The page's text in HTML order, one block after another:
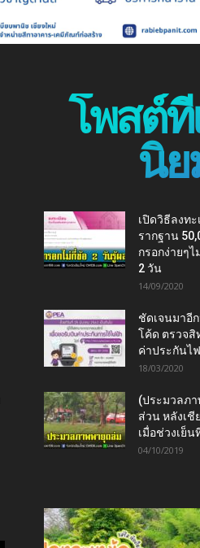
โพสต์
นิ
เปิดวิธีลงท
รากฐาน
กรอกง่ายๆ
2 วัน
14/09/2020
ชัดเจนมาอี
โค้ด ตรวจสิ
ค่าประกันไ
18/03/2020
(ประมวลภา
ส่วน หลังเชี
เมื่อช่วงเย็
04/10/2019